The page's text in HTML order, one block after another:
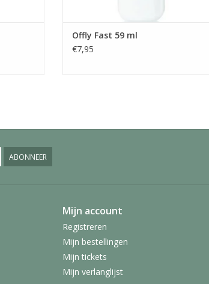
Offly Fast 59 ml
€7,95
ABONNEER
Mijn account
Registreren
Mijn bestellingen
Mijn tickets
Mijn verlanglijst